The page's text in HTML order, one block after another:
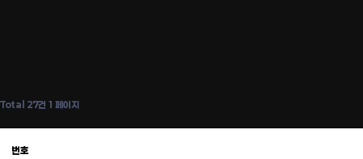
Total 27건 1 페이지
번호